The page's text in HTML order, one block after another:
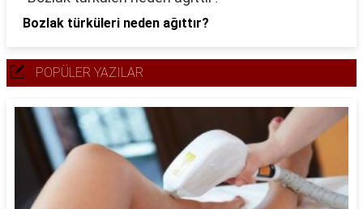
Bozlak türküleri neden ağıttır?
POPÜLER YAZILAR